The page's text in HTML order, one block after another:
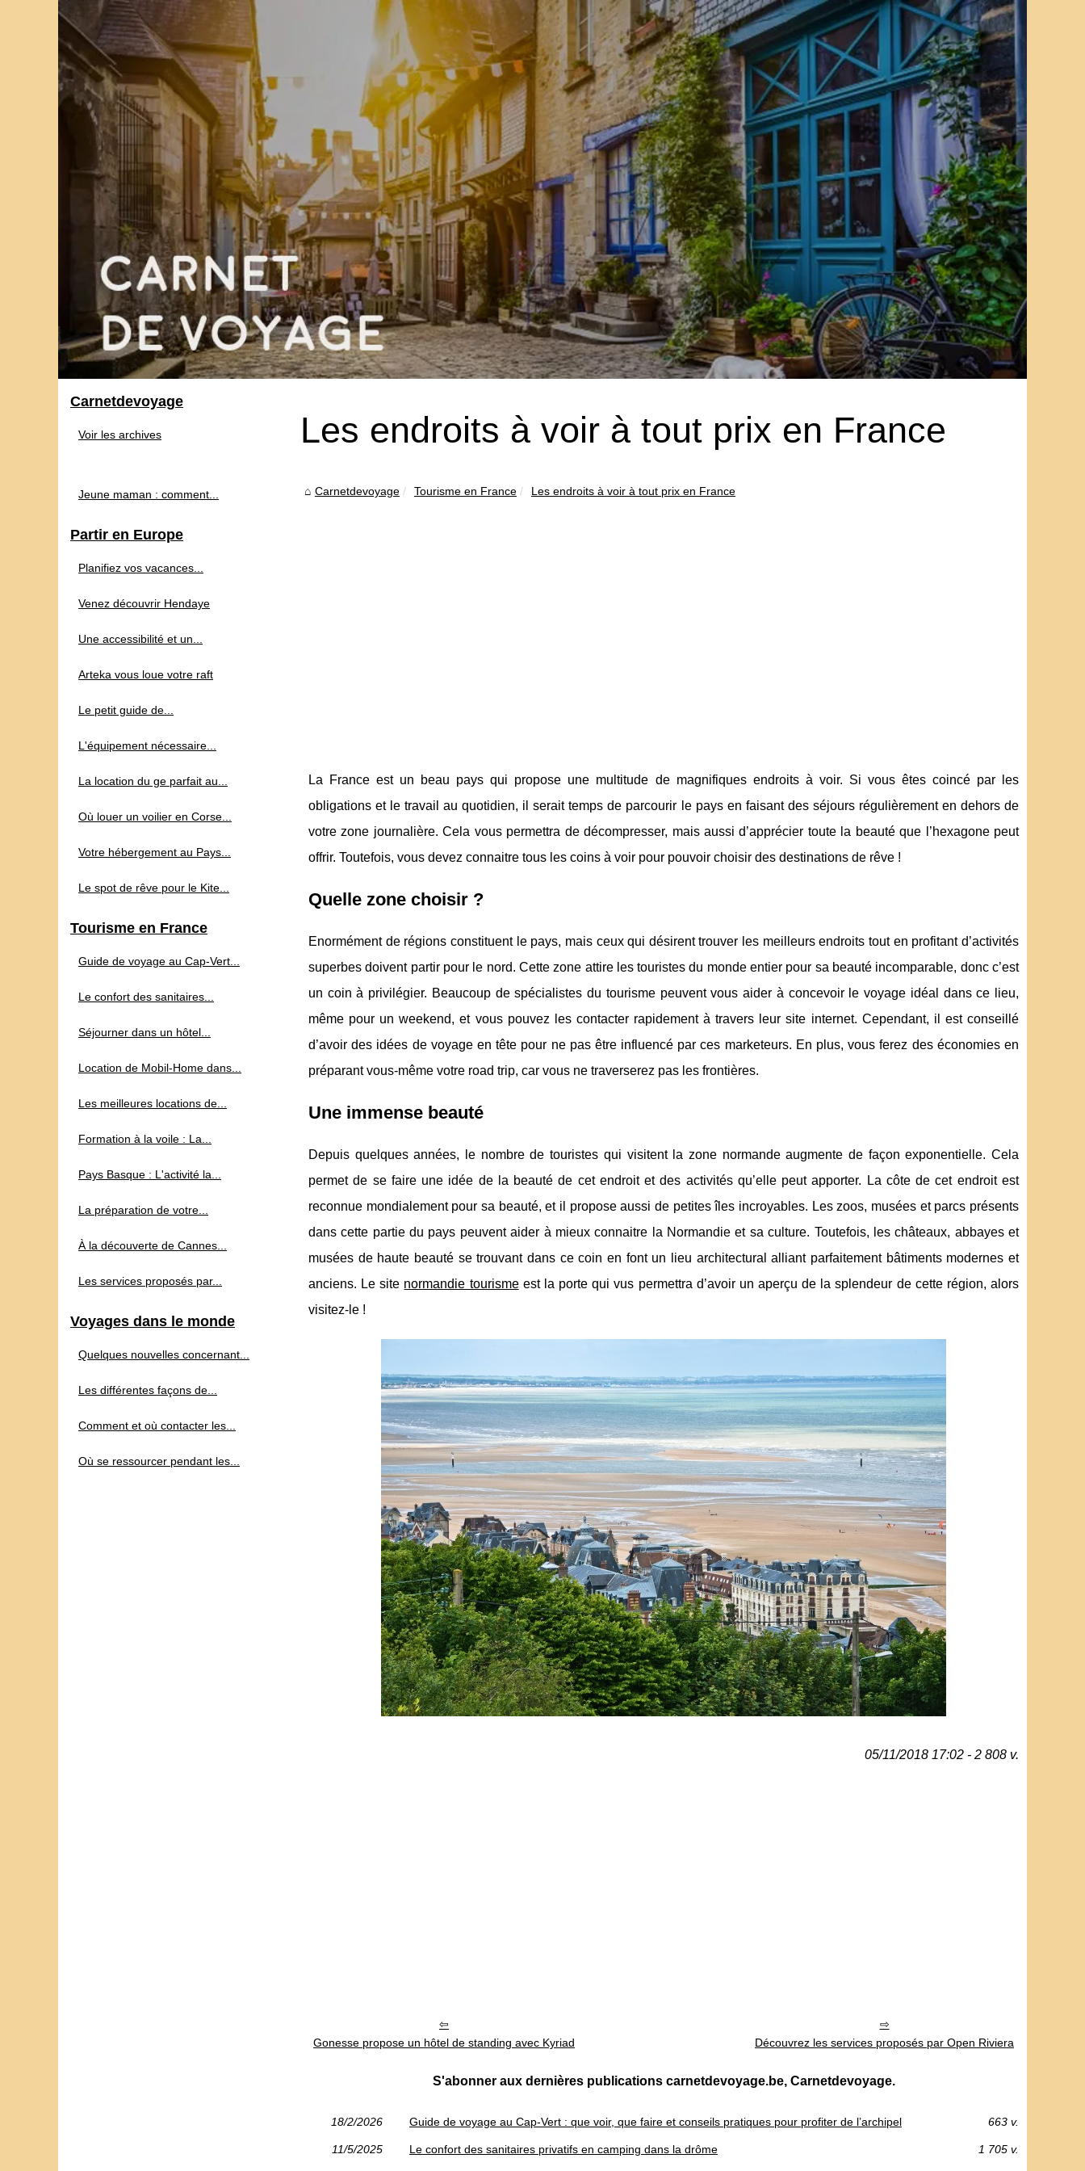
Les endroits à voir à tout prix en France
Carnetdevoyage Tourisme en France Les endroits à voir à tout prix en France
La France est un beau pays qui propose une multitude de magnifiques endroits à voir. Si vous êtes coincé par les
obligations et le travail au quotidien, il serait temps de parcourir le pays en faisant des séjours régulièrement en dehors de
votre zone journalière. Cela vous permettra de décompresser, mais aussi d’apprécier toute la beauté que l’hexagone peut
offrir. Toutefois, vous devez connaitre tous les coins à voir pour pouvoir choisir des destinations de rêve !
Quelle zone choisir ?
Enormément de régions constituent le pays, mais ceux qui désirent trouver les meilleurs endroits tout en profitant d’activités
superbes doivent partir pour le nord. Cette zone attire les touristes du monde entier pour sa beauté incomparable, donc c’est
un coin à privilégier. Beaucoup de spécialistes du tourisme peuvent vous aider à concevoir le voyage idéal dans ce lieu,
même pour un weekend, et vous pouvez les contacter rapidement à travers leur site internet. Cependant, il est conseillé
d’avoir des idées de voyage en tête pour ne pas être influencé par ces marketeurs. En plus, vous ferez des économies en
préparant vous-même votre road trip, car vous ne traverserez pas les frontières.
Une immense beauté
Depuis quelques années, le nombre de touristes qui visitent la zone normande augmente de façon exponentielle. Cela
permet de se faire une idée de la beauté de cet endroit et des activités qu’elle peut apporter. La côte de cet endroit est
reconnue mondialement pour sa beauté, et il propose aussi de petites îles incroyables. Les zoos, musées et parcs présents
dans cette partie du pays peuvent aider à mieux connaitre la Normandie et sa culture. Toutefois, les châteaux, abbayes et
musées de haute beauté se trouvant dans ce coin en font un lieu architectural alliant parfaitement bâtiments modernes et
anciens. Le site normandie tourismeest la porte qui vus permettra d’avoir un aperçu de la splendeur de cette région, alors
visitez-le !
05/11/2018 17:02 - 2 808 v.
Gonesse propose un hôtel de standing avec Kyriad Découvrez les services proposés par Open Riviera
S'abonner aux dernières publications carnetdevoyage.be, Carnetdevoyage.
18/2/2026 Guide de voyage au Cap‑Vert : que voir, que faire et conseils pratiques pour profiter de l’archipel 663 v.
11/5/2025 Le confort des sanitaires privatifs en camping dans la drôme 1 705 v.
Carnetdevoyage
Voir les archives
Jeune maman : comment...
Partir en Europe
Planifiez vos vacances...
Venez découvrir Hendaye
Une accessibilité et un...
Arteka vous loue votre raft
Le petit guide de...
L'équipement nécessaire...
La location du ge parfait au...
Où louer un voilier en Corse...
Votre hébergement au Pays...
Le spot de rêve pour le Kite...
Tourisme en France
Guide de voyage au Cap‑Vert...
Le confort des sanitaires...
Séjourner dans un hôtel...
Location de Mobil-Home dans...
Les meilleures locations de...
Formation à la voile : La...
Pays Basque : L'activité la...
La préparation de votre...
À la découverte de Cannes...
Les services proposés par...
Voyages dans le monde
Quelques nouvelles concernant...
Les différentes façons de...
Comment et où contacter les...
Où se ressourcer pendant les...